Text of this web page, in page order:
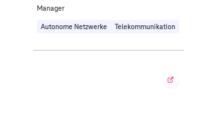
Manager
Autonome Netzwerke Telekommunikation